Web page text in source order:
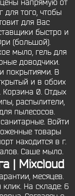
напрямую от
для того, чтобы
для Вас
быстро и
(большой).
мыло, гель для
доводчики.
покрытиями. В
и в обоих
Корзина 0. Отдых
распылители,
пылесосов.
Войти
товары
находится в г.
Саше мыло.
| Mixcloud
месяцев.
На складе: 6